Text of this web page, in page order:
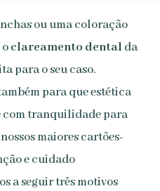
ou uma coloração
clareamento dentalda
para o seu caso.
para que estética
com tranquilidade para
maiores cartões-
e cuidado
a seguir três motivos